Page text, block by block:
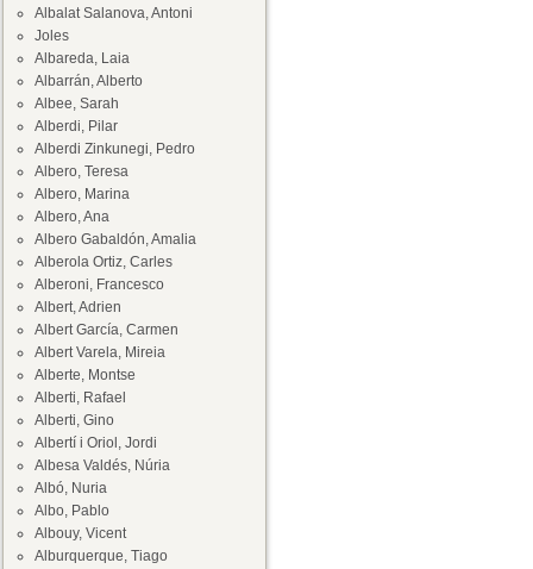
Albalat Salanova, Antoni
Joles
Albareda, Laia
Albarrán, Alberto
Albee, Sarah
Alberdi, Pilar
Alberdi Zinkunegi, Pedro
Albero, Teresa
Albero, Marina
Albero, Ana
Albero Gabaldón, Amalia
Alberola Ortiz, Carles
Alberoni, Francesco
Albert, Adrien
Albert García, Carmen
Albert Varela, Mireia
Alberte, Montse
Alberti, Rafael
Alberti, Gino
Albertí i Oriol, Jordi
Albesa Valdés, Núria
Albó, Nuria
Albo, Pablo
Albouy, Vicent
Alburquerque, Tiago